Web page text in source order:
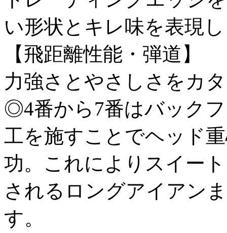
い形状とキレ味を表現
【飛距離性能・弾道】
力強さとやさしさをカ
◎4番から7番はバック
工を施すことでヘッド
功。これによりスイー
されるロングアイアン
す。